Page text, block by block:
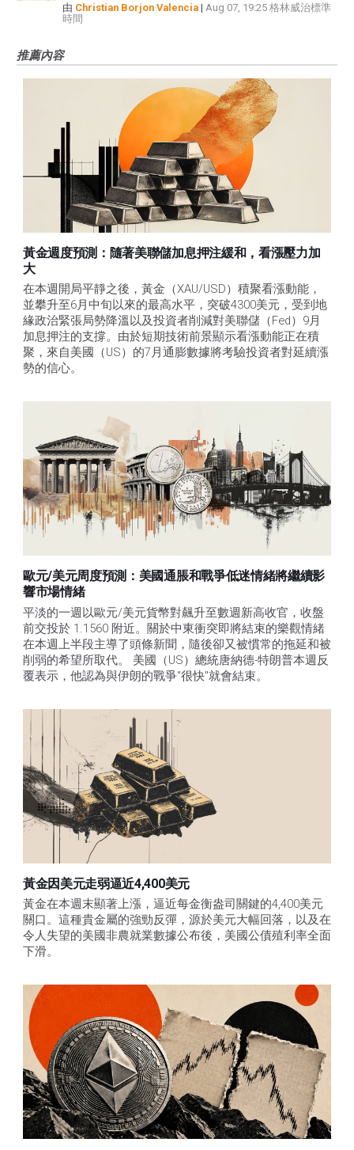
由 Christian Borjon Valencia | Aug 07, 19:25 格林威治標準
時間
推薦內容
黃金週度預測：隨著美聯儲加息押注緩和，看漲壓力加
大
在本週開局平靜之後，黃金（XAU/USD）積聚看漲動能，
並攀升至6月中旬以來的最高水平，突破4300美元，受到地
緣政治緊張局勢降溫以及投資者削減對美聯儲（Fed）9月
加息押注的支撐。由於短期技術前景顯示看漲動能正在積
聚，來自美國（US）的7月通膨數據將考驗投資者對延續漲
勢的信心。
歐元/美元周度預測：美國通脹和戰爭低迷情緒將繼續影
響市場情緒
平淡的一週以歐元/美元貨幣對飆升至數週新高收官，收盤
前交投於 1.1560 附近。關於中東衝突即將結束的樂觀情緒
在本週上半段主導了頭條新聞，隨後卻又被慣常的拖延和被
削弱的希望所取代。 美國（US）總統唐納德-特朗普本週反
覆表示，他認為與伊朗的戰爭"很快"就會結束。
黃金因美元走弱逼近4,400美元
黃金在本週末顯著上漲，逼近每金衡盎司關鍵的4,400美元
關口。這種貴金屬的強勁反彈，源於美元大幅回落，以及在
令人失望的美國非農就業數據公布後，美國公債殖利率全面
下滑。